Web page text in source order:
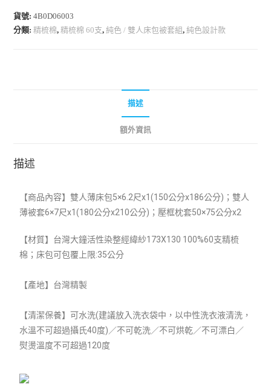
貨號:4B0D06003
分類:精梳棉,精梳棉 60支,純色 / 雙人床包被套組,純色設計款
描述
額外資訊
描述
【商品內容】雙人薄床包5×6.2尺x1(150公分x186公分) ；雙人
薄被套6×7尺x1(180公分x210公分) ；壓框枕套50×75公分x2
【材質】台灣大鐘活性染整經緯紗173X130 100%60支精梳
棉；床包可包覆上限:35公分
【產地】台灣精製
【清潔保養】可水洗(建議放入洗衣袋中，以中性洗衣液清洗，
水溫不可超過攝氏40度)／不可乾洗／不可烘乾／不可漂白／
熨燙溫度不可超過120度